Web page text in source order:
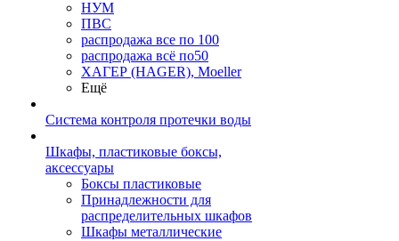
НУМ
ПВС
распродажа все по 100
распродажа всё по50
ХАГЕР (HAGER), Moeller
Ещё
Система контроля протечки воды
Шкафы, пластиковые боксы,
аксессуары
Боксы пластиковые
Принадлежности для
распределительных шкафов
Шкафы металлические